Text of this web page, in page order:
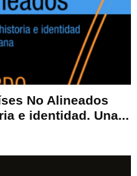
No Alineados
e identidad. Una...